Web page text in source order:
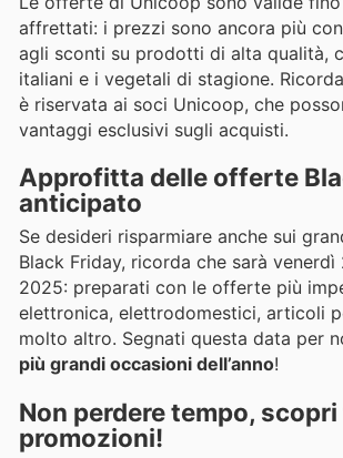
affrettati: i prezzi sono ancora più
agli sconti su prodotti di alta qualità,
italiani e i vegetali di stagione.
è riservata ai soci Unicoop, che
vantaggi esclusivi sugli acquisti.
Approfitta delle offerte
anticipato
Se desideri risparmiare anche sui
Black Friday, ricorda che sarà
2025: preparati con le offerte più
elettronica, elettrodomestici, articoli
molto altro. Segnati questa data per
più grandi occasioni dell’anno!
Non perdere tempo,
promozioni!